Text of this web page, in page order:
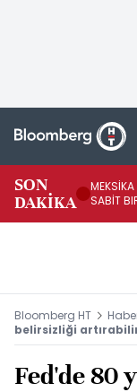
SON
DAKİKA
SABİT
Bloomberg HT
belirsizliği
Fed'de 80